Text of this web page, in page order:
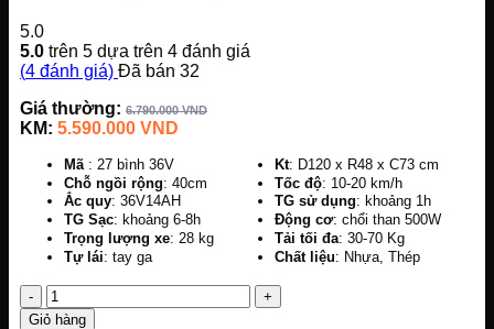
5.0
5.0 trên 5 dựa trên 4 đánh giá
(4 đánh giá) Đã bán 32
Giá thường: 6.790.000VND
KM: 5.590.000 VND
Mã : 27 bình 36V Kt: D120 x R48 x C73 cm
Chỗ ngồi rộng: 40cm Tốc độ: 10-20 km/h
Ắc quy: 36V14AH TG sử dụng: khoảng 1h
TG Sạc: khoảng 6-8h Động cơ: chổi than 500W
Trọng lượng xe: 28 kg Tải tối đa: 30-70 Kg
Tự lái: tay ga Chất liệu: Nhựa, Thép
Số
lượng
Giỏ hàng